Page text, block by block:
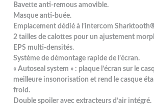
Bavette anti-remous amovible.
Masque anti-buée.
Emplacement dédié à l’intercom
2 tailles de calottes pour un ajustement
EPS multi-densités.
Système de démontage rapide de l’écran.
« Autoseal system » : plaque l’écran sur le
meilleure insonorisation et rend le casque
froid.
Double spoiler avec extracteurs d’air intégré.